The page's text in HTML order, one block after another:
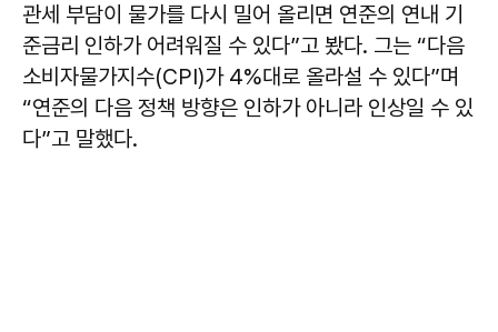
관세 부담이 물가를 다시 밀어 올리면 연준의 연내 기
준금리 인하가 어려워질 수 있다”고 봤다. 그는 “다음
소비자물가지수(CPI)가 4%대로 올라설 수 있다”며
“연준의 다음 정책 방향은 인하가 아니라 인상일 수 있
다”고 말했다.